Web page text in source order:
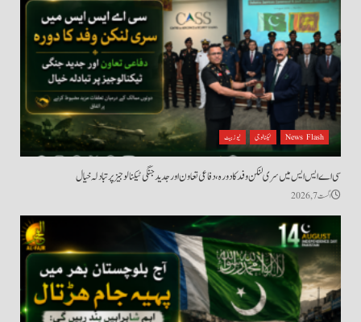
News Flash ٹیکنالوجی نیوز بیٹ
سی اے ایس ایس میں سری لنکن وفد کا دورہ، دفاعی تعاون اور جدید جنگی ٹیکنالوجیز پر تبادلہ خیال
اگست 7, 2026